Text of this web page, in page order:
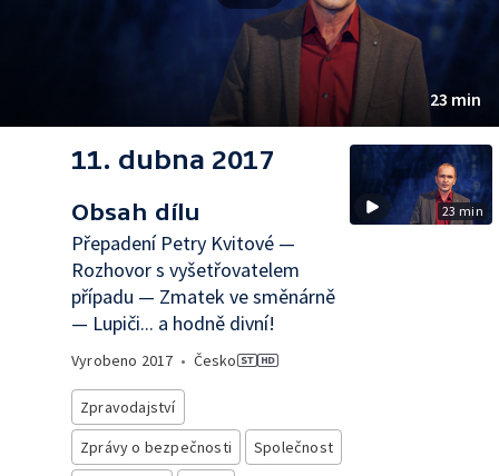
23 min
11. dubna 2017
Obsah dílu
Přepadení Petry Kvitové —
Rozhovor s vyšetřovatelem
případu — Zmatek ve směnárně
— Lupiči... a hodně divní!
Vyrobeno 2017 • Česko
Zpravodajství
Zprávy o bezpečnosti
Společnost
23 min